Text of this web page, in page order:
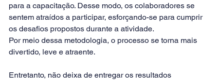
para a capacitação. Desse modo, os colaboradores se
sentem atraídos a participar, esforçando-se para cumprir
os desafios propostos durante a atividade.
Por meio dessa metodologia, o processo se torna mais
divertido, leve e atraente.
Entretanto, não deixa de entregar os resultados